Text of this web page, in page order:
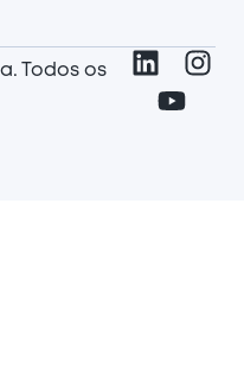
Todos os